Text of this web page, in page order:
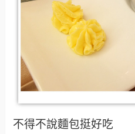
不得不說麵包挺好吃